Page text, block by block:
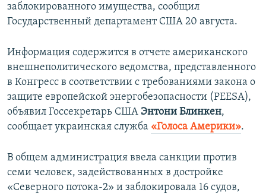
заблокированного имущества, сообщил
Государственный департамент США 20 августа.
Информация содержится в отчете американского
внешнеполитического ведомства, представленного
в Конгресс в соответствии с требованиями закона о
защите европейской энергобезопасности (PEESA),
объявил Госсекретарь США Энтони Блинкен,
сообщает украинская служба «Голоса Америки».
В общем администрация ввела санкции против
семи человек, задействованных в достройке
«Северного потока-2» и заблокировала 16 судов,